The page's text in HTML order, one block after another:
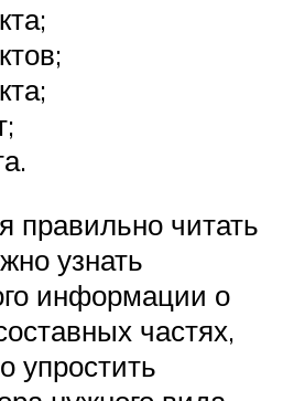
правильно читать
узнать
информации о
частях,
упростить